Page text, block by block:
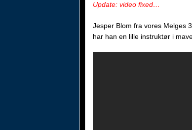
Update: video fixed…
Jesper Blom fra vores Melges
har han en lille instruktør i